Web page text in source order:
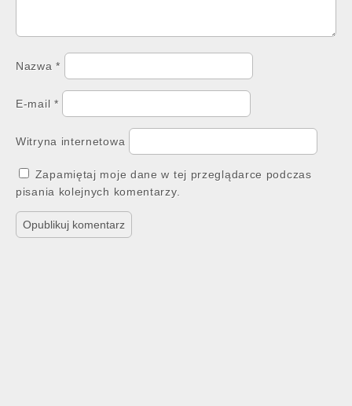
Nazwa*
E-mail *
Witryna internetowa
Zapamiętaj moje dane w tej przeglądarce podczas
pisania kolejnych komentarzy.